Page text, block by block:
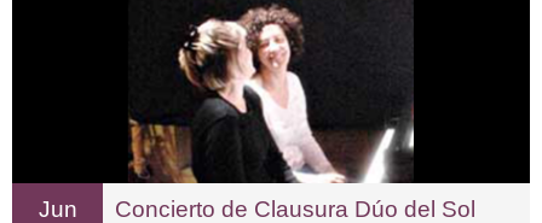
Jun Concierto de Clausura Dúo del Sol